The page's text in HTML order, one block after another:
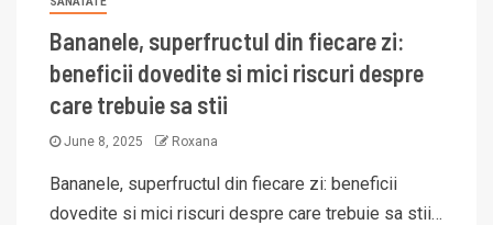
Bananele, superfructul din fiecare zi:
beneficii dovedite si mici riscuri despre
care trebuie sa stii
June 8, 2025 Roxana
Bananele, superfructul din fiecare zi: beneficii
dovedite si mici riscuri despre care trebuie sa stii…